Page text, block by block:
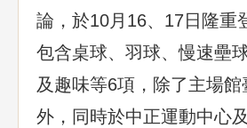
論，於10月16、17日隆重
包含桌球、羽球、慢速壘
及趣味等6項，除了主場館
外，同時於中正運動中心